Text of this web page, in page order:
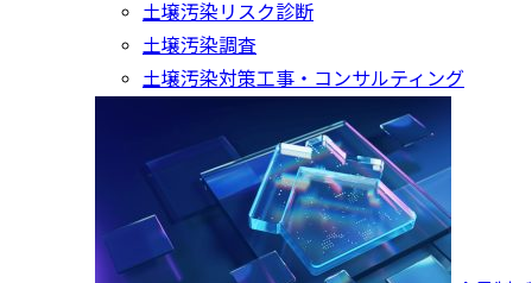
土壌汚染リスク診断
土壌汚染調査
土壌汚染対策工事・コンサルティング